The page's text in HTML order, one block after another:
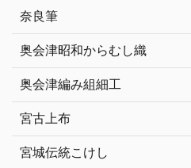
奈良筆
奥会津昭和からむし織
奥会津編み組細工
宮古上布
宮城伝統こけし